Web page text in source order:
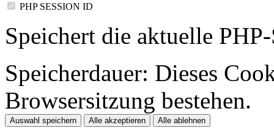
PHP SESSION ID
Speichert die aktuelle
Speicherdauer: Dieses
Browsersitzung bestehen.
Auswahl speichern Alle akzeptieren Alle ablehnen